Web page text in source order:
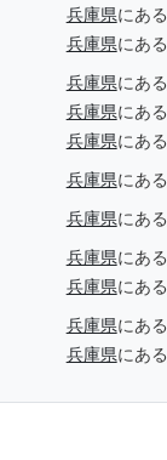
兵庫県にある
兵庫県にある
兵庫県にある
兵庫県にある
兵庫県にある
兵庫県にある
兵庫県にある
兵庫県にある
兵庫県にある
兵庫県にある
兵庫県にある